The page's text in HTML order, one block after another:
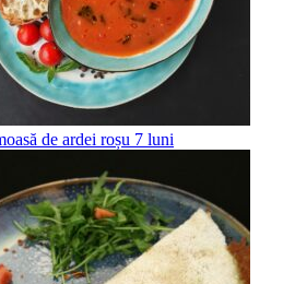
de ardei roșu 7 luni